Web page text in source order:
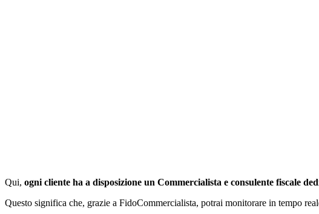
Qui, ogni cliente ha a disposizione un Commercialista e consulente fiscale
Questo significa che, grazie a FidoCommercialista, potrai monitorare in tempo